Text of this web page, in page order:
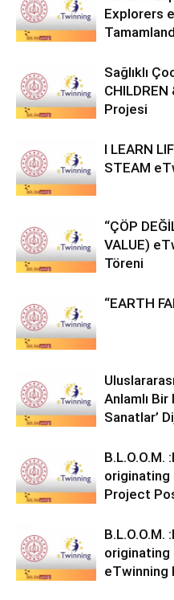
Explorers
Sağlıklı
Projesi
I LEARN
STEAM
“ÇÖP
VALUE)
Töreni
“EARTH
Anlamlı Bir
Sanatlar’
originating
Project
originating
eTwinning